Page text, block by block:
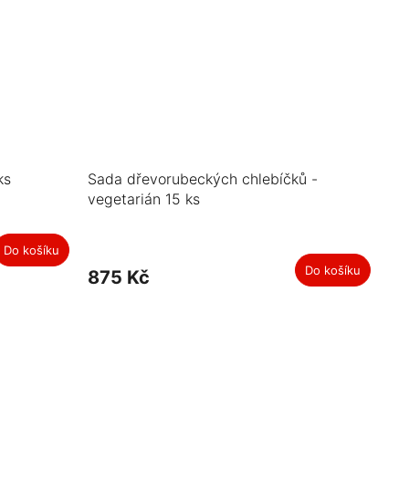
Do košíku
Sada dřevorubeckých chlebíčků -
vegetarián 15 ks
875 Kč Do košíku